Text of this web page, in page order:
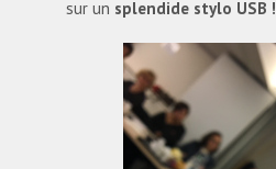
sur un splendide stylo USB !